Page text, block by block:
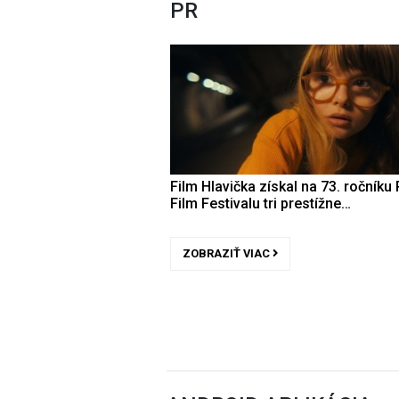
PR
Film Hlavička získal na 73. ročníku
Film Festivalu tri prestížne…
ZOBRAZIŤ VIAC